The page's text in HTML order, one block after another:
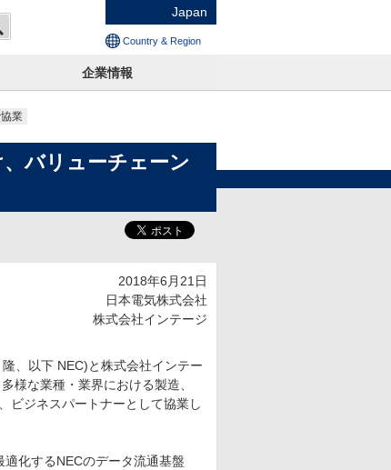
Japan
Country & Region
企業情報
業
バリューチェーン
2018年6月21日
日本電気株式会社
株式会社インテージ
、以下 NEC)と株式会社インテー
様な業種・業界における製造、
ビジネスパートナーとして協業し
化するNECのデータ流通基盤